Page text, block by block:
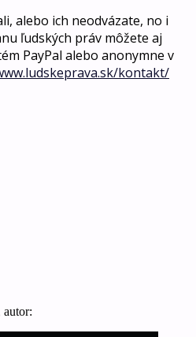
alebo ich neodvázate, no i
ľudských práv môžete aj
PayPal alebo anonymne v
kontakt/
autor: